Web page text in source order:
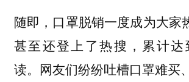
随即，口罩脱销一度成为大家
甚至还登上了热搜，累计达
读。网友们纷纷吐槽口罩难买